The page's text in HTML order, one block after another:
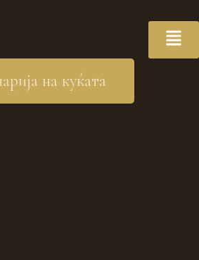
на куќата